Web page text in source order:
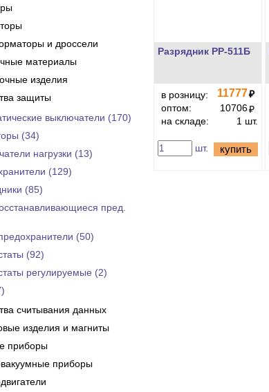
и дроссели
материалы
изделия
защиты
выключатели (170)
(34)
нагрузки (13)
(129)
(85)
пред.
(50)
(92)
регулируемые (2)
считывания данных
изделия и магниты
приборы
приборы
Разрядник РР-511Б
в розницу: 11777₽
оптом:
10706₽
на складе:
1 шт.
шт. купить